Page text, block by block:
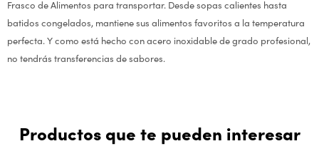
Frasco de Alimentos para transportar. Desde sopas calientes hasta
batidos congelados, mantiene sus alimentos favoritos a la temperatura
perfecta. Y como está hecho con acero inoxidable de grado profesional,
no tendrás transferencias de sabores.
Productos que te pueden interesar